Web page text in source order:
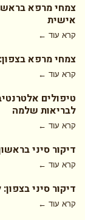
צמחי מרפא
אישית
קרא עוד ←
צמחי מרפא
קרא עוד ←
טיפולים
לבריאות שלמה
קרא עוד ←
דיקור סיני
קרא עוד ←
דיקור סיני
קרא עוד ←